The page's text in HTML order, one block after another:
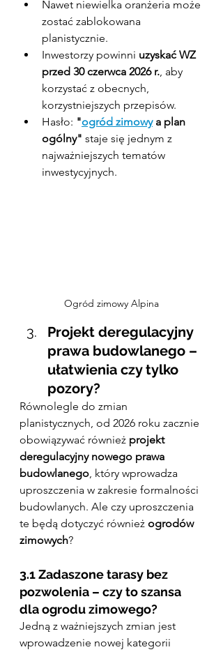
Nawet niewielka oranżeria może
zostać zablokowana
planistycznie.
Inwestorzy powinni uzyskać WZ
przed 30 czerwca 2026 r. , aby
korzystać z obecnych,
korzystniejszych przepisów.
Hasło: "ogród zimowy a plan
ogólny" staje się jednym z
najważniejszych tematów
inwestycyjnych.
Ogród zimowy Alpina
Projekt deregulacyjny
prawa budowlanego –
ułatwienia czy tylko
pozory?
Równolegle do zmian
planistycznych, od 2026 roku zacznie
obowiązywać również projekt
deregulacyjny nowego prawa
budowlanego, który wprowadza
uproszczenia w zakresie formalności
budowlanych. Ale czy uproszczenia
te będą dotyczyć również ogrodów
zimowych?
3.1 Zadaszone tarasy bez
pozwolenia – czy to szansa
dla ogrodu zimowego?
Jedną z ważniejszych zmian jest
wprowadzenie nowej kategorii